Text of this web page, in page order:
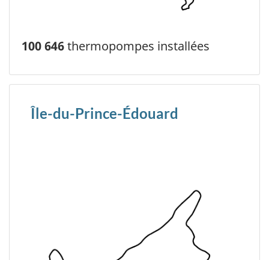
100 646thermopompes installées
Île-du-Prince-Édouard